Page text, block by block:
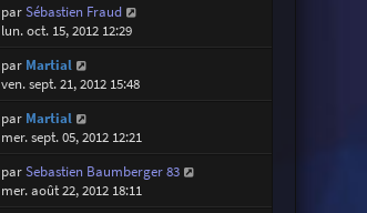
parSébastien Fraud
lun. oct. 15, 2012 12:29
par Martial
ven. sept. 21, 2012 15:48
par Martial
mer. sept. 05, 2012 12:21
parSebastien Baumberger 83
mer. août 22, 2012 18:11